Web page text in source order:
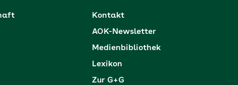
Kontakt
AOK-Newsletter
Medienbibliothek
Lexikon
Zur G+G